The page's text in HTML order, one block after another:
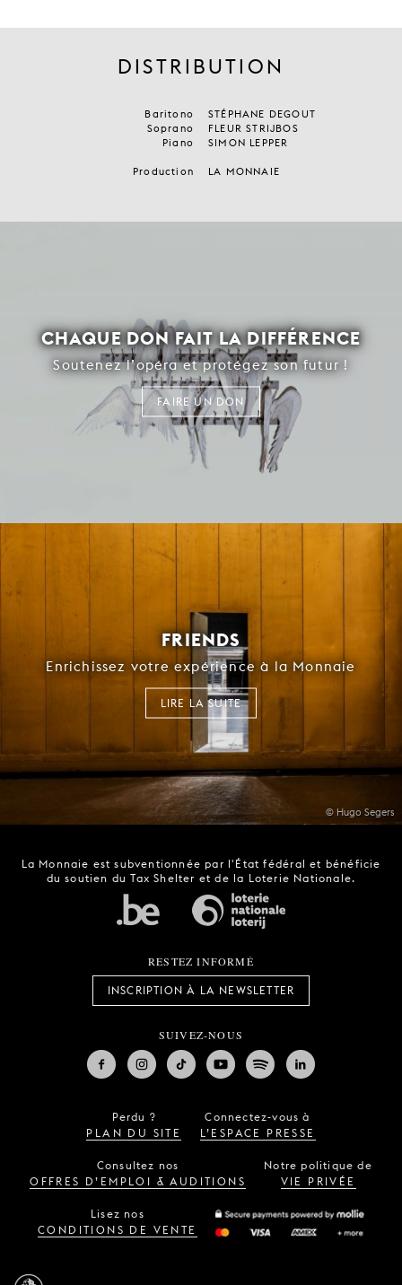
DISTRIBUTION
Baritono
STÉPHANE DEGOUT
Soprano
Piano
FLEUR STRIJBOS
SIMON LEPPER
Production LA MONNAIE
CHAQUE DON FAIT LA DIFFÉRENCE
Soutenez l’opéra et protégez son futur !
FAIRE UN DON
© Hugo Segers
FRIENDS
Enrichissez votre expérience à la Monnaie
LIRE LA SUITE
La Monnaie est subventionnée par l'État fédéral et bénéficie
du soutien du Tax Shelter et de la Loterie Nationale.
RESTEZ INFORMÉ
INSCRIPTION À LA NEWSLETTER
SUIVEZ-NOUS
Perdu ?
PLAN DU SITE
Connectez-vous à
L’ESPACE PRESSE
Consultez nos
OFFRES D’EMPLOI & AUDITIONS
Notre politique de
VIE PRIVÉE
Lisez nos
CONDITIONS DE VENTE